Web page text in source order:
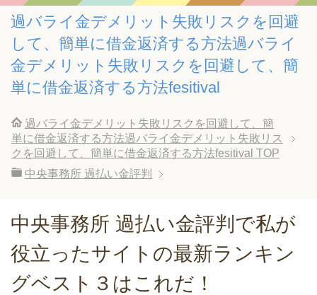
過バライ金デメリット失敗リスクを回避
して、簡単に借金返済する方法過バライ
金デメリット失敗リスクを回避して、簡
単に借金返済する方法fesitival
過バライ金デメリット失敗リスクを回避して、簡
単に借金返済する方法過バライ金デメリット失敗リス
クを回避して、簡単に借金返済する方法fesitival TOP
中央事務所 過払い金評判
中央事務所 過払い金評判で私が
役立ったサイトの最新ランキン
グベスト３はこれだ！